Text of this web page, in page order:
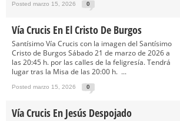
Posted marzo 15, 2026 0
Vía Crucis En El Cristo De Burgos
Santísimo Vía Crucis con la imagen del Santísimo
Cristo de Burgos Sábado 21 de marzo de 2026 a
las 20:45 h. por las calles de la feligresía. Tendrá
lugar tras la Misa de las 20:00 h. ...
Posted marzo 15, 2026 0
Vía Crucis En Jesús Despojado